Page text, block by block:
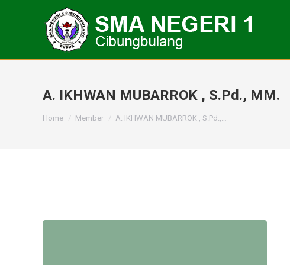
A. IKHWAN MUBARROK , S.Pd., MM.
You are here:
Home Member A. IKHWAN MUBARROK , S.Pd.,…